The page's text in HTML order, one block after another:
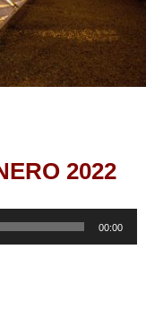
2022
00:00